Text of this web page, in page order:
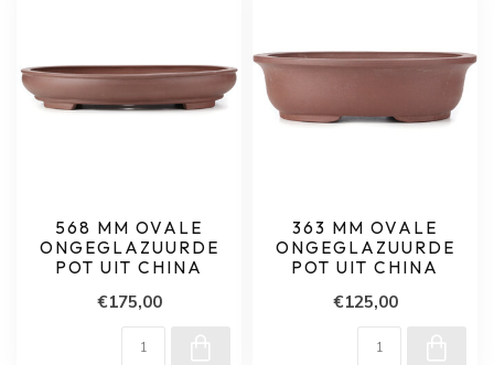
568 MM OVALE
ONGEGLAZUURDE
POT UIT CHINA
€175,00
363 MM OVALE
ONGEGLAZUURDE
POT UIT CHINA
€125,00